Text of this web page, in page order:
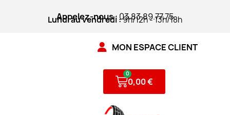
Appelez-nous: 03.83.89.77.75
Lundi au vendredi :9h/12h - 13h/18h
MON ESPACE CLIENT
0,00 €